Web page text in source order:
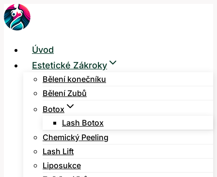
Přeskočit
na
Úvod
Estetické Zákroky
Bělení konečníku
Bělení Zubů
Botox
Lash Botox
Chemický Peeling
Lash Lift
Liposukce